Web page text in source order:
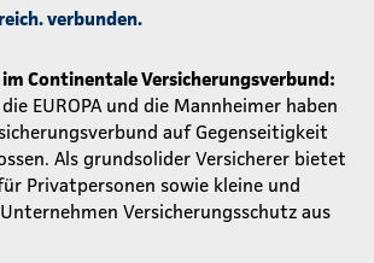
verbunden.
Continentale Versicherungsverbund:
EUROPA und die Mannheimer haben
auf Gegenseitigkeit
Als grundsolider Versicherer bietet
Privatpersonen sowie kleine und
Versicherungsschutz aus